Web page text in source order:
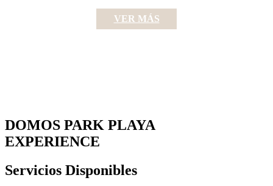
VER MÁS
DOMOS PARK PLAYA
EXPERIENCE
Servicios Disponibles